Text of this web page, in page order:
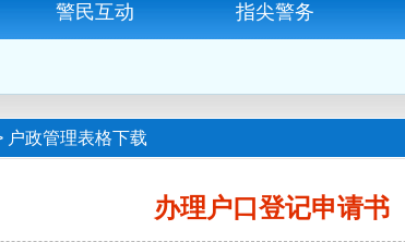
警民互动 指尖警务
户政管理表格下载
办理户口登记申请书